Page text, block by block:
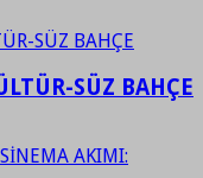
SÜZ BAHÇE